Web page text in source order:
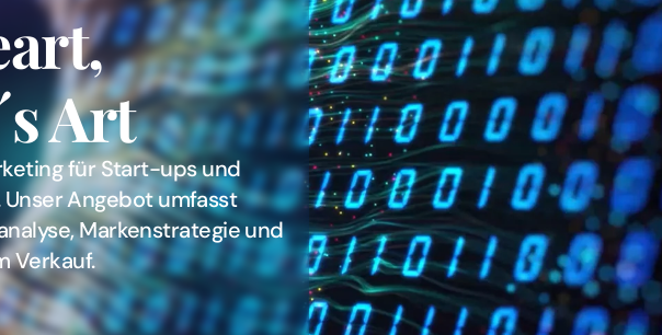
Art
für Start-ups und
Angebot umfasst
Markenstrategie und
Verkauf.